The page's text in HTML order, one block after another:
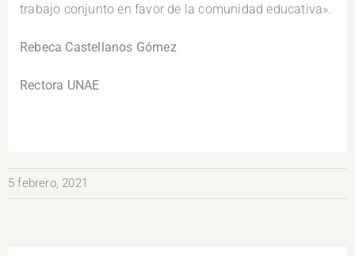
trabajo conjunto en favor de la comunidad educativa».
Rebeca Castellanos Gómez
Rectora UNAE
5 febrero, 2021